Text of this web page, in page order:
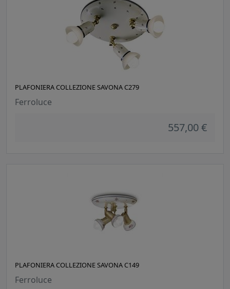
PLAFONIERA COLLEZIONE SAVONA C279
Ferroluce
557,00 €
PLAFONIERA COLLEZIONE SAVONA C149
Ferroluce